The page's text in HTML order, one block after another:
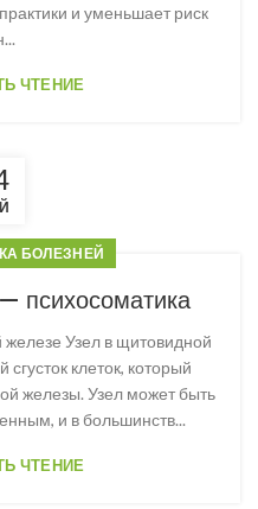
и уменьшает риск
ЧТЕНИЕ
БОЛЕЗНЕЙ
психосоматика
Узел в щитовидной
клеток, который
железы. Узел может быть
и в большинств...
ЧТЕНИЕ